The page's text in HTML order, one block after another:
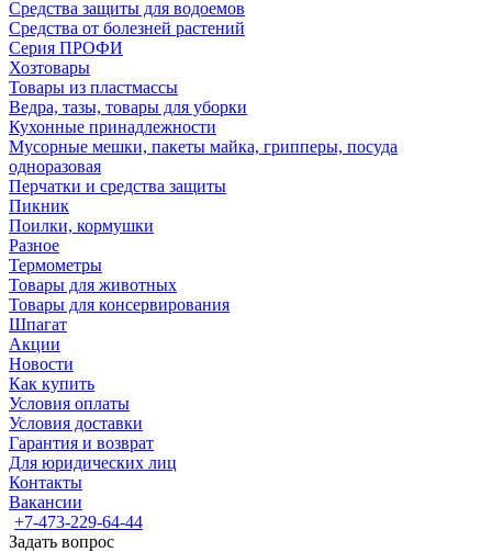
Средства защиты для водоемов
Средства от болезней растений
Серия ПРОФИ
Хозтовары
Товары из пластмассы
Ведра, тазы, товары для уборки
Кухонные принадлежности
Мусорные мешки, пакеты майка, грипперы, посуда
одноразовая
Перчатки и средства защиты
Пикник
Поилки, кормушки
Разное
Термометры
Товары для животных
Товары для консервирования
Шпагат
Акции
Новости
Как купить
Условия оплаты
Условия доставки
Гарантия и возврат
Для юридических лиц
Контакты
Вакансии
+7-473-229-64-44
Задать вопрос